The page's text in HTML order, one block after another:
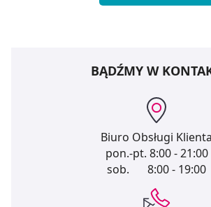
BĄDŹMY W
Biuro Obsługi Klienta
pon.-pt. 8:00 - 21:00
sob.
8:00 - 19:00